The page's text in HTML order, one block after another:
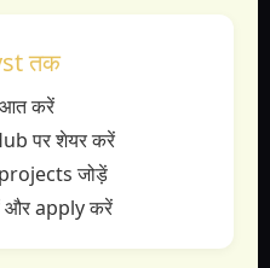
तक
करें
पर शेयर करें
जोड़ें
और apply करें